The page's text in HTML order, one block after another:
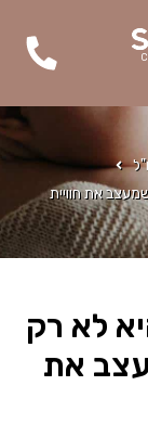
את חוויית
לא רק
את